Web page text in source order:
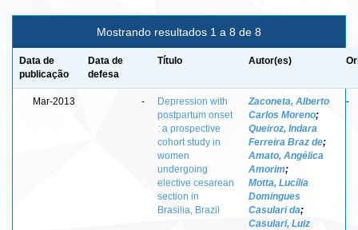
Mostrando resultados 1 a 8 de 8
Data de
publicação
Data de
defesa
Título Autor(es)
Mar-2013 -
Depression with
postpartum onset
: a prospective
cohort study in
women
undergoing
elective cesarean
section in
Brasilia, Brazil
Zaconeta, Alberto
Carlos Moreno;
Queiroz, Indara
Ferreira Braz de;
Amato, Angélica
Amorim;
Motta, Lucília
Domingues
Casulari da;
Casulari, Luiz
-